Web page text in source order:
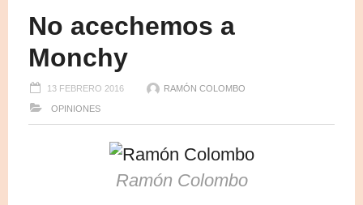
No acechemos a
Monchy
13 FEBRERO 2016 RAMÓN COLOMBO
OPINIONES
Ramón Colombo